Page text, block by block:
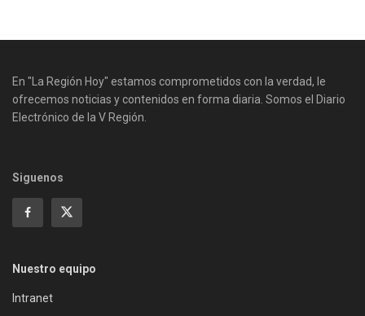
En "La Región Hoy" estamos comprometidos con la verdad, le
ofrecemos noticias y contenidos en forma diaria. Somos el Diario
Electrónico de la V Región.
Siguenos
Nuestro equipo
Intranet